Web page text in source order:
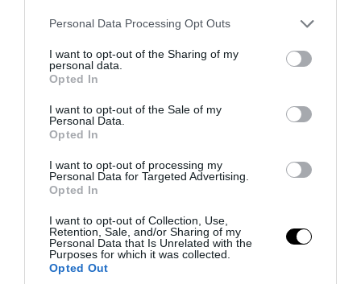
Please note that this website/app uses one or more Google
not limited to your visit or usage behaviour. You may click to
grant or deny consent to Google and its third-party tags to
use your data for below specified purposes in below Google
consent section.
Personal Data Processing Opt Outs
I want to opt-out of the Sharing of my
personal data.
Opted In
I want to opt-out of the Sale of my
Personal Data.
Opted In
I want to opt-out of processing my
Personal Data for Targeted Advertising.
Opted In
I want to opt-out of Collection, Use,
Retention, Sale, and/or Sharing of my
Personal Data that Is Unrelated with the
Purposes for which it was collected.
Opted Out
PRONEWS.GR /ΔΙΕΘΝΗΣ ΠΟΛΙΤΙΚΗ
Ιρανικά ΜΜΕ: Ιδιαίτερα κρίσιμη η
κατάσταση της υγείας του Μ.Χαμενεΐ –
«Μπορεί να πεθάνει από μέρα σε μέρα»
07.08.2026 | 09:20